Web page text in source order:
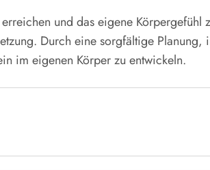
und das eigene Körpergefühl
Durch eine sorgfältige Planung,
im eigenen Körper zu entwickeln.